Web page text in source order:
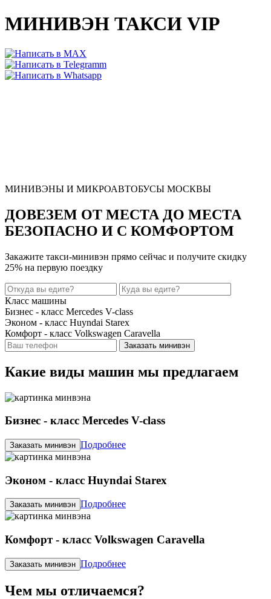
МИНИВЭН ТАКСИ VIP
МИНИВЭНЫ И МИКРОАВТОБУСЫ МОСКВЫ
ДОВЕЗЕМ ОТ МЕСТА ДО МЕСТА
БЕЗОПАСНО И С КОМФОРТОМ
Закажите такси-минивэн прямо сейчас и получите скидку
25% на первую поездку
Класс машины
Бизнес - класс Mercedes V-class
Эконом - класс Huyndai Starex
Комфорт - класс Volkswagen Caravella
Заказать минивэн
Какие виды машин мы предлагаем
Бизнес - класс Mercedes V-class
Заказать минивэн Подробнее
Эконом - класс Huyndai Starex
Заказать минивэн Подробнее
Комфорт - класс Volkswagen Caravella
Заказать минивэн Подробнее
Чем мы отличаемся?